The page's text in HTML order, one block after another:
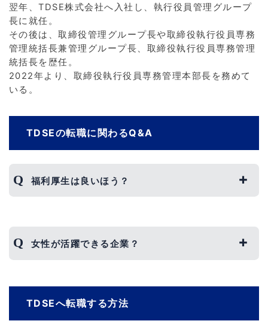
翌年、TDSE株式会社へ入社し、執行役員管理グループ
長に就任。
その後は、取締役管理グループ長や取締役執行役員専務
管理統括長兼管理グループ長、取締役執行役員専務管理
統括長を歴任。
2022年より、取締役執行役員専務管理本部長を務めて
いる。
TDSEの転職に関わるQ&A
福利厚生は良いほう？
社員持株会制度といったさまざまな福利厚生が用意
されています。
また、残業時間が比較的少ないことや創立記念日と
女性が活躍できる企業？
は平等に行われます。
そのため、女性であるから出世がしづらいというこ
TDSEへ転職する方法